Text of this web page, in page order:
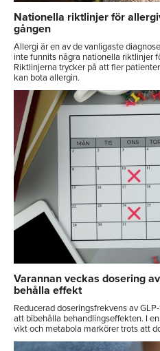
Nationella riktlinjer för
gången
Allergi är en av de vanligaste
inte funnits några nationella riktlinjer
Riktlinjerna trycker på att fler
kan bota allergin.
Varannan veckas dosering
behålla effekt
Reducerad doseringsfrekvens av
att bibehålla behandlingseffekten. I
vikt och metabola markörer trots att